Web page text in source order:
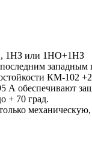
1НЗ или 1НО+1НЗ
КМ-102
обеспечивают
+ 70 град.